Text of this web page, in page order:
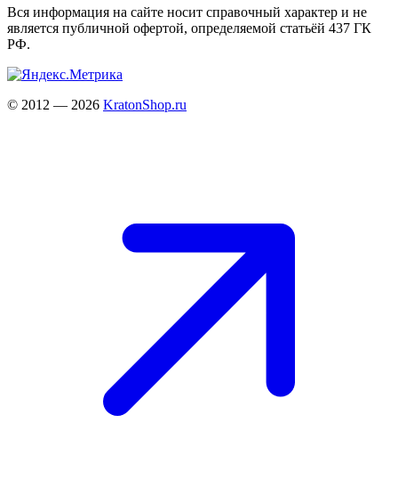
Вся информация на сайте носит справочный характер и не
является публичной офертой, определяемой статьёй 437 ГК
РФ.
© 2012 — 2026 KratonShop.ru